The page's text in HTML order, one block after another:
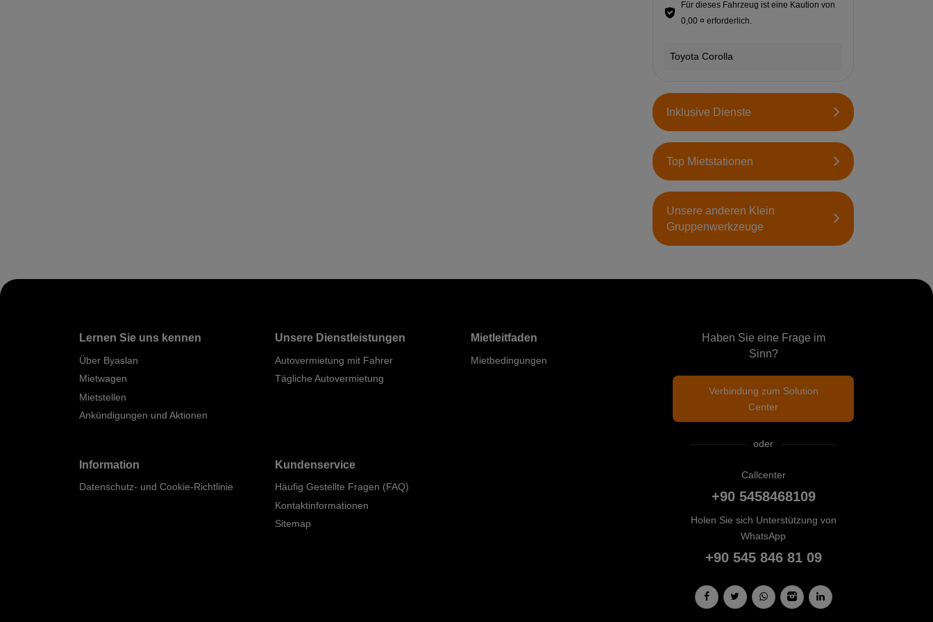
Für dieses Fahrzeug ist eine Kaution von
0,00 ¤ erforderlich.
Toyota Corolla
Inklusive Dienste
Top Mietstationen
Unsere anderen Klein
Gruppenwerkzeuge
Lernen Sie uns kennen
Über Byaslan
Mietwagen
Mietstellen
Ankündigungen und Aktionen
Unsere Dienstleistungen
Autovermietung mit Fahrer
Tägliche Autovermietung
Mietleitfaden
Mietbedingungen
Information
Datenschutz- und Cookie-Richtlinie
Kundenservice
Häufig Gestellte Fragen (FAQ)
Kontaktinformationen
Sitemap
Haben Sie eine Frage im
Sinn?
Verbindung zum Solution
Center
oder
Callcenter
+90 5458468109
Holen Sie sich Unterstützung von
WhatsApp
+90 545 846 81 09